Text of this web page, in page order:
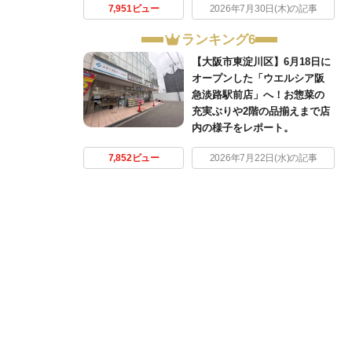
7,951ビュー 2026年7月30日(木)の記事
ランキング6
【大阪市東淀川区】6月18日に
オープンした「ウエルシア阪
急淡路駅前店」へ！お惣菜の
充実ぶりや2階の品揃えまで店
内の様子をレポート。
7,852ビュー 2026年7月22日(水)の記事